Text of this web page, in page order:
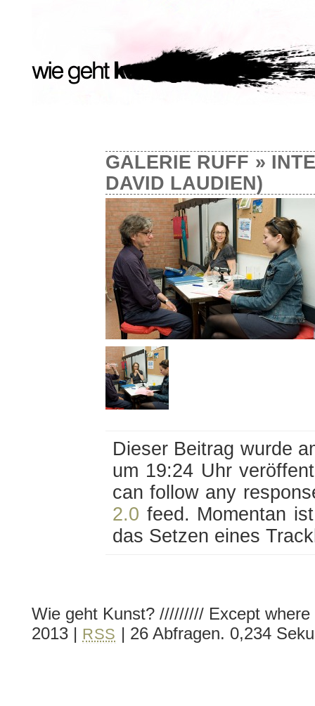
GALERIE RUFF »
DAVID LAUDIEN)
Dieser Beitrag wurde
um 19:24 Uhr
can follow any
2.0 feed. Momentan
das Setzen eines
Wie geht Kunst? ///////// Except
2013 | RSS | 26 Abfragen. 0,234